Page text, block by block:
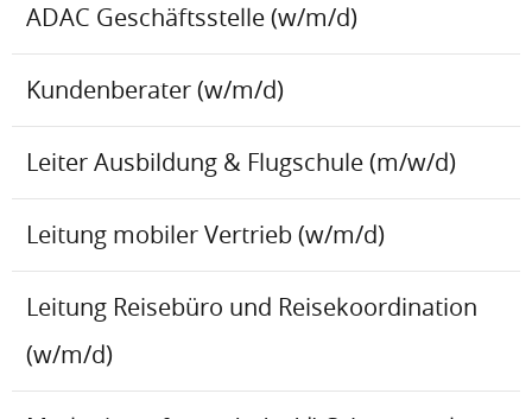
ADAC Geschäftsstelle (w/m/d)
Kundenberater (w/m/d)
Leiter Ausbildung & Flugschule (m/w/d)
Leitung mobiler Vertrieb (w/m/d)
Leitung Reisebüro und Reisekoordination
(w/m/d)